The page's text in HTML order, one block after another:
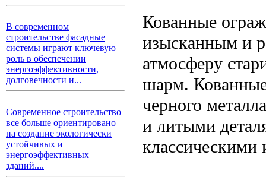
В современном
строительстве фасадные
системы играют ключевую
роль в обеспечении
энергоэффективности,
долговечности и...
Современное строительство
все больше ориентировано
на создание экологически
устойчивых и
энергоэффективных
зданий....
Кованные
изысканным и
атмосферу
шарм.
черного
и литыми
классическими